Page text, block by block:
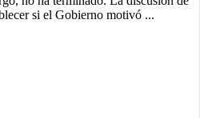
si el Gobierno motivó ...